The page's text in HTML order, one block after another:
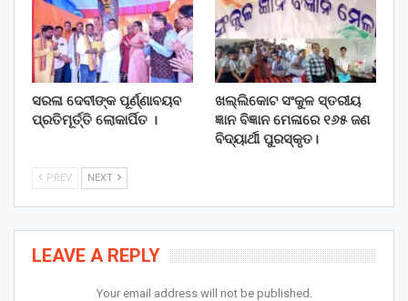
ସରଳା ଦେବୀଙ୍କ ପୂର୍ଣ୍ଣାବୟବ
ପ୍ରତିମୂର୍ତ୍ତି ଲୋକାର୍ପିତ ।
ଖଲ୍ଲିକୋଟ ସଂକୁଳ ସ୍ତରୀୟ
ଜ୍ଞାନ ବିଜ୍ଞାନ ମେଳାରେ ୧୬୫ ଜଣ
ବିଦ୍ୟାର୍ଥୀ ପୁରସ୍କୃତ।
PREV NEXT
LEAVE A REPLY
Your email address will not be published.